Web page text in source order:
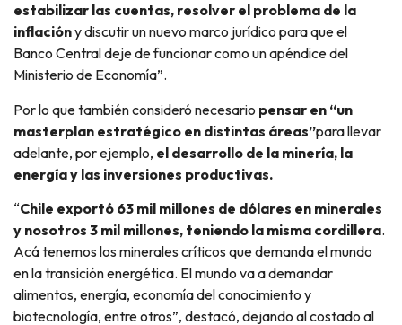
estabilizar las cuentas, resolver el problema de la
inflacióny discutir un nuevo marco jurídico para que el
Banco Central deje de funcionar como un apéndice del
Ministerio de Economía”.
Por lo que también consideró necesario pensar en “un
masterplan estratégico en distintas áreas”para llevar
adelante, por ejemplo, el desarrollo de la minería, la
energía y las inversiones productivas.
“Chile exportó 63 mil millones de dólares en minerales
y nosotros 3 mil millones, teniendo la misma cordillera.
Acá tenemos los minerales críticos que demanda el mundo
en la transición energética. El mundo va a demandar
alimentos, energía, economía del conocimiento y
biotecnología, entre otros”, destacó, dejando al costado al